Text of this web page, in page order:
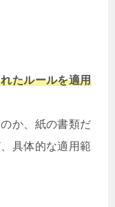
たルールを適用
か、紙の書類だ
具体的な適用範